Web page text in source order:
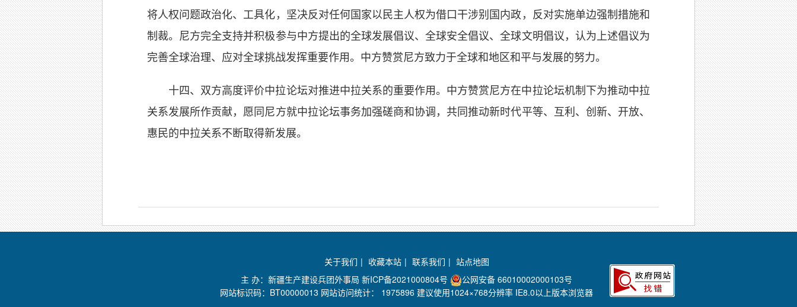
将人权问题政治化、工具化，坚决反对任何国家以民主人权为借口干涉别国内政，反对实施单边强制措施和
制裁。尼方完全支持并积极参与中方提出的全球发展倡议、全球安全倡议、全球文明倡议，认为上述倡议为
完善全球治理、应对全球挑战发挥重要作用。中方赞赏尼方致力于全球和地区和平与发展的努力。
十四、双方高度评价中拉论坛对推进中拉关系的重要作用。中方赞赏尼方在中拉论坛机制下为推动中拉
关系发展所作贡献，愿同尼方就中拉论坛事务加强磋商和协调，共同推动新时代平等、互利、创新、开放、
惠民的中拉关系不断取得新发展。
关于我们 | 收藏本站 | 联系我们 | 站点地图
主 办：新疆生产建设兵团外事局新ICP备2021000804号
公网安备 66010002000103号
网站标识码：BT00000013 网站访问统计： 1975896 建议使用1024×768分辨率 IE8.0以上版本浏览器